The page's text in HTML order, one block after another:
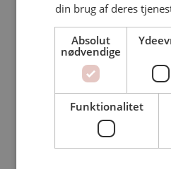
Filmpremiere:
Fiktionsfilm af unge
filmskabere i Big Bio
din brug af deres
Absolut
nødvendige
Funktionalitet